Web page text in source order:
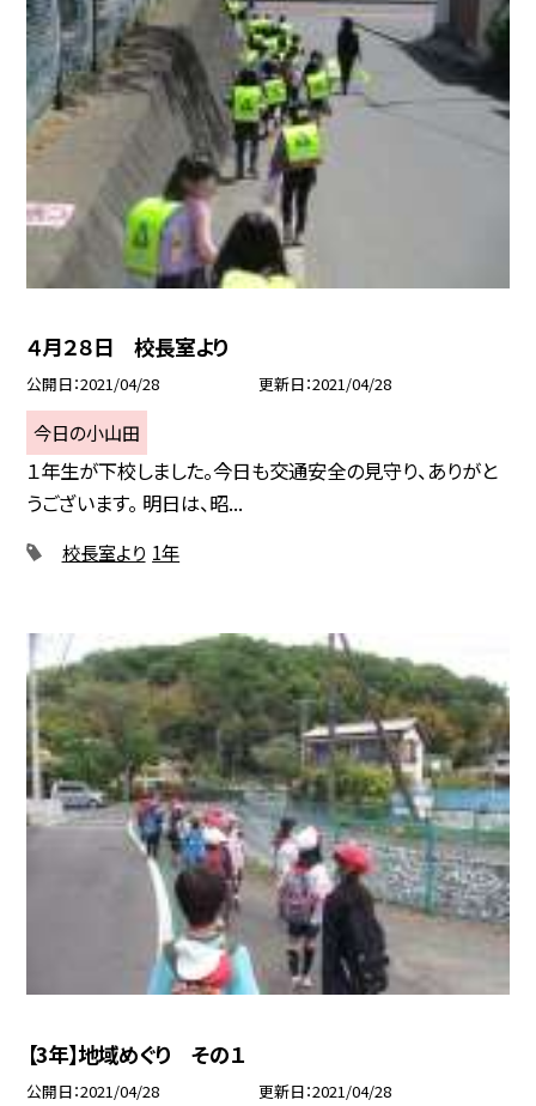
４月２８日 校長室より
公開日 2021/04/28 更新日 2021/04/28
今日の小山田
１年生が下校しました。今日も交通安全の見守り、ありがと
うございます。 明日は、昭...
校長室より 1年
【3年】地域めぐり その１
公開日 2021/04/28 更新日 2021/04/28